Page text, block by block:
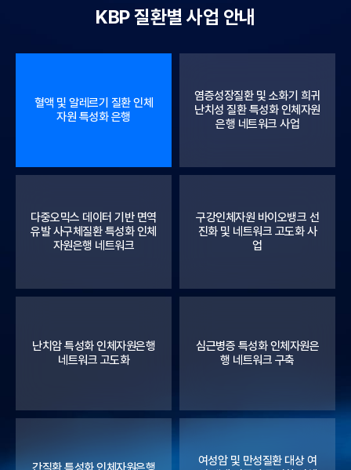
KBP 질환별 사업 안내
혈액 및 알레르기 질환 인체
자원 특성화 은행
염증성장질환 및 소화기 희귀
난치성 질환 특성화 인체자원
은행 네트워크 사업
다중오믹스 데이터 기반 면역
유발 사구체질환 특성화 인체
자원은행 네트워크
구강인체자원 바이오뱅크 선
진화 및 네트워크 고도화 사
업
난치암 특성화 인체자원은행
네트워크 고도화
심근병증 특성화 인체자원은
행 네트워크 구축
여성암 및 만성질환 대상 여